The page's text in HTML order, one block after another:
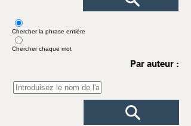
Chercher la phrase entière
Chercher chaque mot
Par auteur :